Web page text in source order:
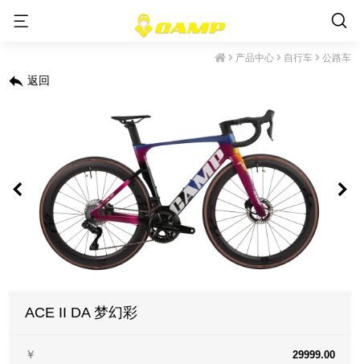
产品中心 自行车 公路车
返回
ACE II DA 梦幻彩
￥ 29999.00